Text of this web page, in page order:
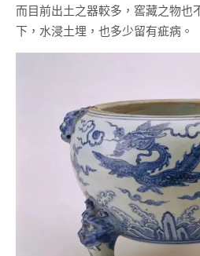
而目前出土之器較多，窖藏之物也
下，水浸土埋，也多少留有疵病。